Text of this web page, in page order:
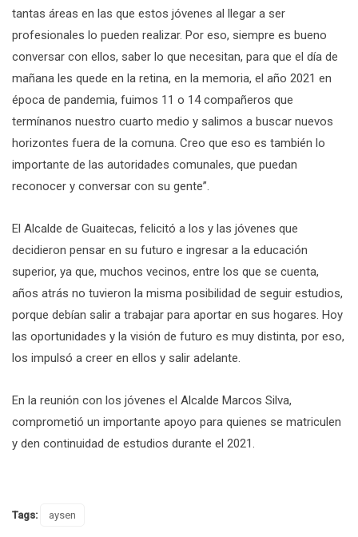
tantas áreas en las que estos jóvenes al llegar a ser
profesionales lo pueden realizar. Por eso, siempre es bueno
conversar con ellos, saber lo que necesitan, para que el día de
mañana les quede en la retina, en la memoria, el año 2021 en
época de pandemia, fuimos 11 o 14 compañeros que
termínanos nuestro cuarto medio y salimos a buscar nuevos
horizontes fuera de la comuna. Creo que eso es también lo
importante de las autoridades comunales, que puedan
reconocer y conversar con su gente”.
El Alcalde de Guaitecas, felicitó a los y las jóvenes que
decidieron pensar en su futuro e ingresar a la educación
superior, ya que, muchos vecinos, entre los que se cuenta,
años atrás no tuvieron la misma posibilidad de seguir estudios,
porque debían salir a trabajar para aportar en sus hogares. Hoy
las oportunidades y la visión de futuro es muy distinta, por eso,
los impulsó a creer en ellos y salir adelante.
En la reunión con los jóvenes el Alcalde Marcos Silva,
comprometió un importante apoyo para quienes se matriculen
y den continuidad de estudios durante el 2021.
Tags: aysen